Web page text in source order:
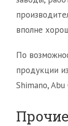
вполне
По
продукции
Shimano, Abu